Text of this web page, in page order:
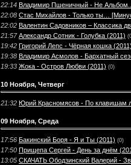
22:14 Владимир Пшеничный - Не
22:08 Стас Михайлов - Только ты…
22:02 Валентин Садовников – Классика
21:57 Александр Сотник - Голубка (2011)
19:42 Григорий Лепс - Чёрная кошка
19:38 Владимир Асмолов - Бархатный
19:33 Жока - Остров Любви (2011) (0)
10 Ноября, Четверг
21:32 Юрий Красномясов - По клавишам
09 Ноября, Среда
17:56 Бакинский Боря - Я и Ты (2011) (0)
17:50 Прищепа Сергей - День за днём
13:05 СКАЧАТЬ Ободзинский Валерий -